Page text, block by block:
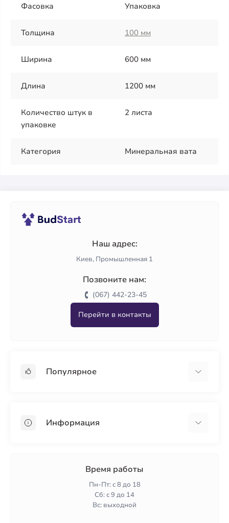
Фасовка Упаковка
Толщина 100 мм
Ширина 600 мм
Длина 1200 мм
Количество штук в
упаковке
2 листа
Категория Минеральная вата
Наш адрес:
Киев, Промышленная 1
Позвоните нам:
(067) 442-23-45
Перейти в контакты
Популярное
ПенопластИнформация
Политика конфиденциальности
Время работы
Пн-Пт: с 8 до 18
Сб: с 9 до 14
Вс: выходной